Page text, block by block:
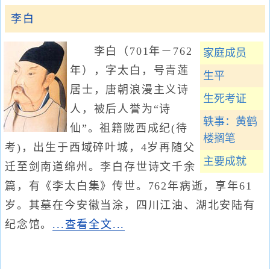
李白
家庭成员
生平
生死考证
轶事：黄鹤
楼搁笔
主要成就
李白（701年－762
年），字太白，号青莲
居士，唐朝浪漫主义诗
人，被后人誉为“诗
仙”。祖籍陇西成纪(待
考)，出生于西域碎叶城，4岁再随父
迁至剑南道绵州。李白存世诗文千余
篇，有《李太白集》传世。762年病逝，享年61
岁。其墓在今安徽当涂，四川江油、湖北安陆有
纪念馆。 ...查看全文...